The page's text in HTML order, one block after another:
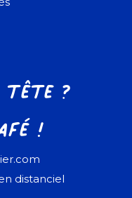
tête ?
!
distanciel